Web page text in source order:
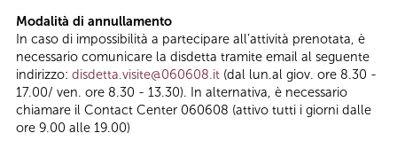
Modalità di annullamento
In caso di impossibilità a partecipare all’attività prenotata, è
necessario comunicare la disdetta tramite email al seguente
indirizzo: disdetta.visite@060608.it (dal lun.al giov. ore 8.30 -
17.00/ ven. ore 8.30 - 13.30). In alternativa, è necessario
chiamare il Contact Center 060608 (attivo tutti i giorni dalle
ore 9.00 alle 19.00)